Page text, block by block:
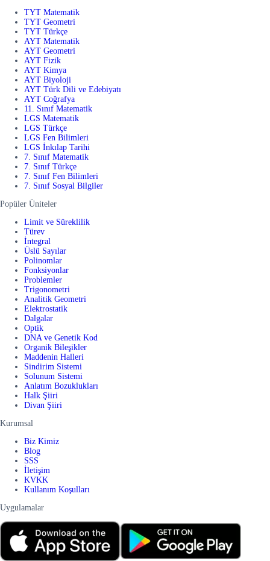
TYT Matematik
TYT Geometri
TYT Türkçe
AYT Matematik
AYT Geometri
AYT Fizik
AYT Kimya
AYT Biyoloji
AYT Türk Dili ve Edebiyatı
AYT Coğrafya
11. Sınıf Matematik
LGS Matematik
LGS Türkçe
LGS Fen Bilimleri
LGS İnkılap Tarihi
7. Sınıf Matematik
7. Sınıf Türkçe
7. Sınıf Fen Bilimleri
7. Sınıf Sosyal Bilgiler
Popüler Üniteler
Limit ve Süreklilik
Türev
İntegral
Üslü Sayılar
Polinomlar
Fonksiyonlar
Problemler
Trigonometri
Analitik Geometri
Elektrostatik
Dalgalar
Optik
DNA ve Genetik Kod
Organik Bileşikler
Maddenin Halleri
Sindirim Sistemi
Solunum Sistemi
Anlatım Bozuklukları
Halk Şiiri
Divan Şiiri
Kurumsal
Biz Kimiz
Blog
SSS
İletişim
KVKK
Kullanım Koşulları
Uygulamalar